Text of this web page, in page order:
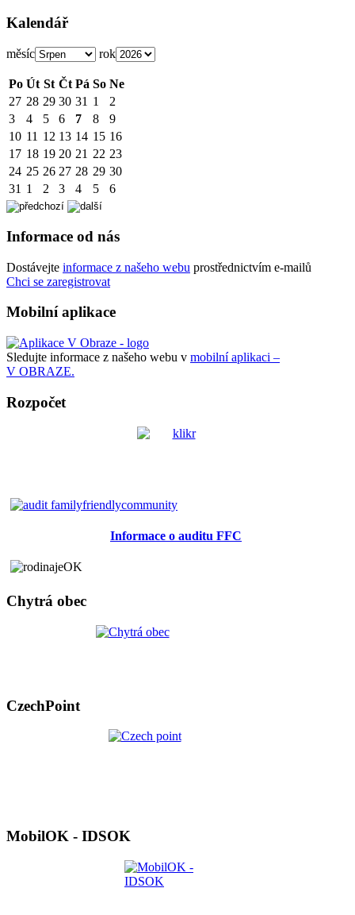
Kalendář
měsíc rok
Po Út St Čt Pá So Ne
27 28 29 30 31 1
2
3
4 5 6 7 8
9
10 11 12 13 14 15 16
17 18 19 20 21 22 23
24 25 26 27 28 29 30
31 1 2 3 4 5 6
Informace od nás
Dostávejte informace z našeho webu prostřednictvím e-mailů
Chci se zaregistrovat
Mobilní aplikace
Sledujte informace z našeho webu v mobilní aplikaci –
V OBRAZE.
Rozpočet
Informace o auditu FFC
Chytrá obec
CzechPoint
MobilOK - IDSOK